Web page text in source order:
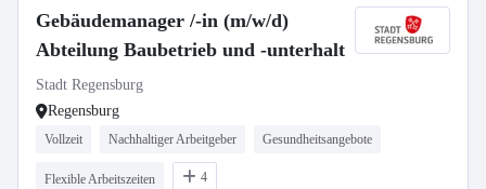
Gebäudemanager /-in (m/w/d)
Abteilung Baubetrieb und -unterhalt
Stadt Regensburg
Regensburg
Vollzeit Nachhaltiger Arbeitgeber Gesundheitsangebote
Flexible Arbeitszeiten 4